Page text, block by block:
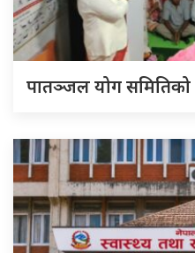
पातञ्जल योग समितिको